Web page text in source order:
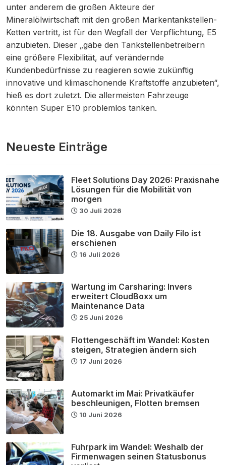
unter anderem die großen Akteure der
Mineralölwirtschaft mit den großen Markentankstellen-
Ketten vertritt, ist für den Wegfall der Verpflichtung, E5
anzubieten. Dieser „gäbe den Tankstellenbetreibern
eine größere Flexibilität, auf verändernde
Kundenbedürfnisse zu reagieren sowie zukünftig
innovative und klimaschonende Kraftstoffe anzubieten“,
hieß es dort zuletzt. Die allermeisten Fahrzeuge
könnten Super E10 problemlos tanken.
Neueste Einträge
Fleet Solutions Day 2026: Praxisnahe
Lösungen für die Mobilität von
morgen
30 Juli 2026
Die 18. Ausgabe von Daily Filo ist
erschienen
16 Juli 2026
Wartung im Carsharing: Invers
erweitert CloudBoxx um
Maintenance Data
25 Juni 2026
Flottengeschäft im Wandel: Kosten
steigen, Strategien ändern sich
17 Juni 2026
Automarkt im Mai: Privatkäufer
beschleunigen, Flotten bremsen
10 Juni 2026
Fuhrpark im Wandel: Weshalb der
Firmenwagen seinen Statusbonus